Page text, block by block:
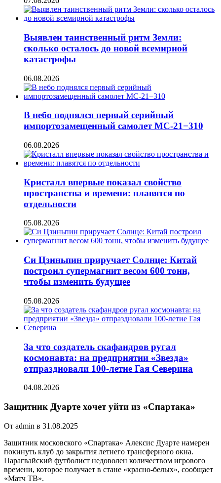
Выявлен таинственный ритм Земли:
сколько осталось до новой всемирной
катастрофы
06.08.2026
В небо поднялся первый серийный
импортозамещенный самолет МС-21−310
06.08.2026
Кристалл впервые показал свойство
пространства и времени: плавятся по
отдельности
05.08.2026
Си Цзиньпин приручает Солнце: Китай
построил супермагнит весом 600 тонн,
чтобы изменить будущее
05.08.2026
За что создатель скафандров ругал
космонавта: на предприятии «Звезда»
отпраздновали 100-летие Гая Северина
04.08.2026
Защитник Дуарте хочет уйти из «Спартака»
От admin в 31.08.2025
Защитник московского «Спартака» Алексис Дуарте намерен
покинуть клуб до закрытия летнего трансферного окна.
Парагвайский футболист недоволен количеством игрового
времени, которое получает в стане «красно-белых», сообщает
«Матч ТВ».